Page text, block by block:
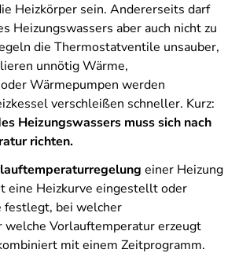
Heizkörper sein. Andererseits darf
Heizungswassers aber auch nicht zu
die Thermostatventile unsauber,
unnötig Wärme,
Wärmepumpen werden
verschleißen schneller. Kurz:
Heizungswassers muss sich nach
richten.
einer Heizung
eine Heizkurve eingestellt oder
festlegt, bei welcher
Vorlauftemperatur erzeugt
mit einem Zeitprogramm.